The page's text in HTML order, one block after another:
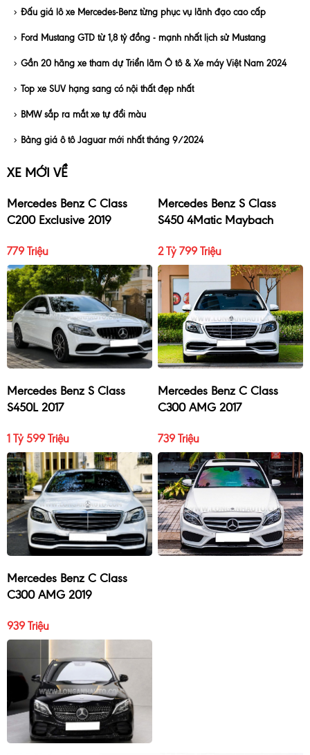
Đấu giá lô xe Mercedes-Benz từng phục vụ lãnh đạo cao cấp
Ford Mustang GTD từ 1,8 tỷ đồng - mạnh nhất lịch sử Mustang
Gần 20 hãng xe tham dự Triển lãm Ô tô & Xe máy Việt Nam 2024
Top xe SUV hạng sang có nội thất đẹp nhất
BMW sắp ra mắt xe tự đổi màu
Bảng giá ô tô Jaguar mới nhất tháng 9/2024
XE MỚI VỀ
Mercedes Benz C Class
C200 Exclusive 2019
779 Triệu
Mercedes Benz S Class
S450 4Matic Maybach
2 Tỷ 799 Triệu
Mercedes Benz S Class
S450L 2017
1 Tỷ 599 Triệu
Mercedes Benz C Class
C300 AMG 2017
739 Triệu
Mercedes Benz C Class
C300 AMG 2019
939 Triệu